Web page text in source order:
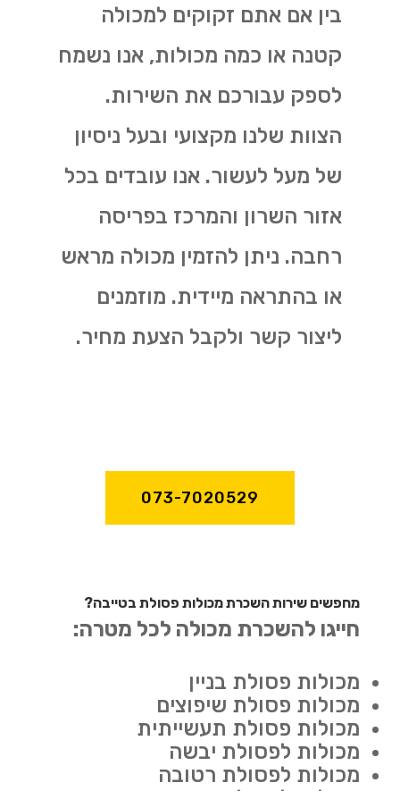
בין אם אתם זקוקים למכולה
קטנה או כמה מכולות, אנו נשמח
לספק עבורכם את השירות.
הצוות שלנו מקצועי ובעל ניסיון
של מעל לעשור. אנו עובדים בכל
אזור השרון והמרכז בפריסה
רחבה. ניתן להזמין מכולה מראש
או בהתראה מיידית. מוזמנים
ליצור קשר ולקבל הצעת מחיר.
073-7020529
מחפשים שירות השכרת מכולות פסולת בטייבה?
חייגו להשכרת מכולה לכל מטרה:
מכולות פסולת בניין
מכולות פסולת שיפוצים
מכולות פסולת תעשייתית
מכולות לפסולת יבשה
מכולות לפסולת רטובה